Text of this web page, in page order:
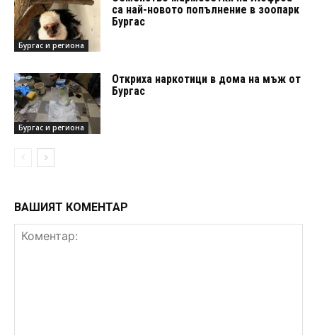
Бургас и региона
са най-новото попълнение в зоопарк
Бургас
Бургас и региона
Откриха наркотици в дома на мъж от
Бургас
ВАШИЯТ КОМЕНТАР